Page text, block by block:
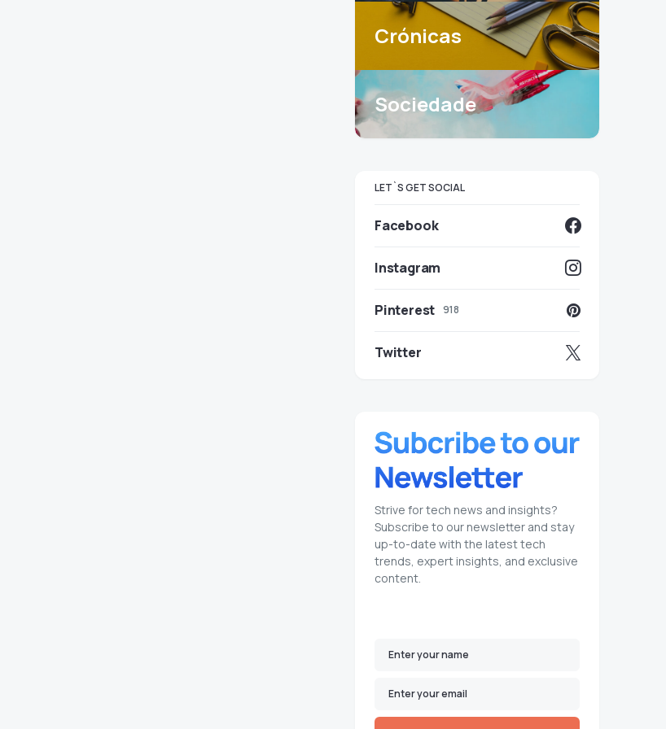
Crónicas
Sociedade
LET`S GET SOCIAL
Facebook
Instagram
Pinterest 918
Twitter
Strive for tech news and insights?
Subscribe to our newsletter and stay
up-to-date with the latest tech
trends, expert insights, and exclusive
content.